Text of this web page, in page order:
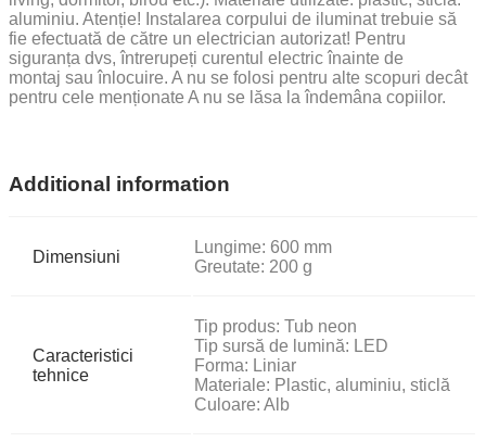
aluminiu. Atenție! Instalarea corpului de iluminat trebuie să
fie efectuată de către un electrician autorizat! Pentru
siguranța dvs, întrerupeți curentul electric înainte de
montaj sau înlocuire. A nu se folosi pentru alte scopuri decât
pentru cele menționate A nu se lăsa la îndemâna copiilor.
Additional information
Dimensiuni
Lungime: 600 mm
Greutate: 200 g
Caracteristici
tehnice
Tip produs: Tub neon
Tip sursă de lumină: LED
Forma: Liniar
Materiale: Plastic, aluminiu, sticlă
Culoare: Alb